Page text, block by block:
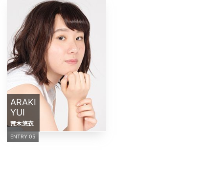
ARAKI
YUI
荒木悠衣
ENTRY 05